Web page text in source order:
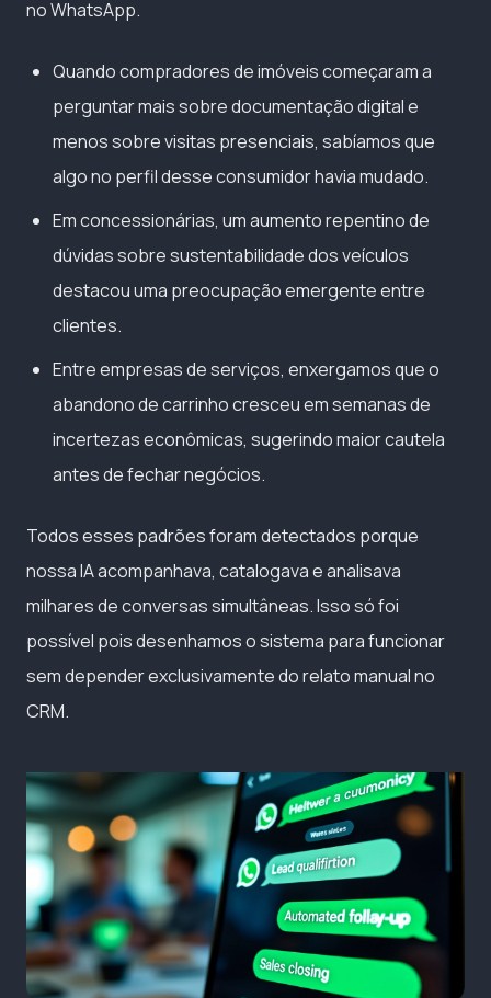
no WhatsApp.
Quando compradores de imóveis começaram a
perguntar mais sobre documentação digital e
menos sobre visitas presenciais, sabíamos que
algo no perfil desse consumidor havia mudado.
Em concessionárias, um aumento repentino de
dúvidas sobre sustentabilidade dos veículos
destacou uma preocupação emergente entre
clientes.
Entre empresas de serviços, enxergamos que o
abandono de carrinho cresceu em semanas de
incertezas econômicas, sugerindo maior cautela
antes de fechar negócios.
Todos esses padrões foram detectados porque
nossa IA acompanhava, catalogava e analisava
milhares de conversas simultâneas. Isso só foi
possível pois desenhamos o sistema para funcionar
sem depender exclusivamente do relato manual no
CRM.